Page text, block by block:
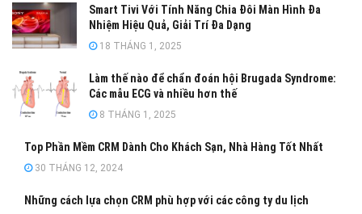
Smart Tivi Với Tính Năng Chia Đôi Màn Hình Đa
Nhiệm Hiệu Quả, Giải Trí Đa Dạng
18 THÁNG 1, 2025
Làm thế nào để chẩn đoán hội Brugada Syndrome:
Các mẫu ECG và nhiều hơn thế
8 THÁNG 1, 2025
Top Phần Mềm CRM Dành Cho Khách Sạn, Nhà Hàng Tốt Nhất
30 THÁNG 12, 2024
Những cách lựa chọn CRM phù hợp với các công ty du lịch